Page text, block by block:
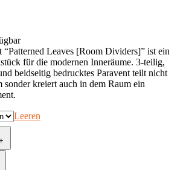
“Patterned Leaves [Room Dividers]” ist ein
für die modernen Inneräume. 3-teilig,
beidseitig bedrucktes Paravent teilt nicht
sonder kreiert auch in dem Raum ein
Leeren